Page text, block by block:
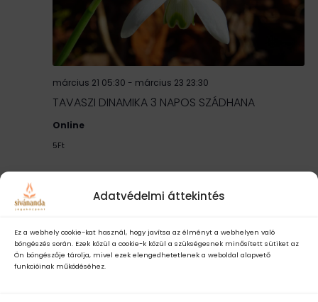
Adatvédelmi áttekintés
Ez a webhely cookie-kat használ, hogy javítsa az élményt a webhelyen való
böngészés során. Ezek közül a cookie-k közül a szükségesnek minősített sütiket az
Ön böngészője tárolja, mivel ezek elengedhetetlenek a weboldal alapvető
funkcióinak működéséhez.
TAVASZI DINAMIKA 3 NAPOS SZÁDHANA
március 21 05:30 - március 23 23:30
Online
5Ft
HÉT